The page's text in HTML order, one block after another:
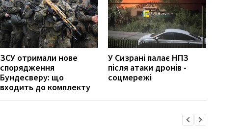
ЗСУ отримали нове
спорядження
Бундесверу: що
входить до комплекту
У Сизрані палає НПЗ
після атаки дронів -
соцмережі